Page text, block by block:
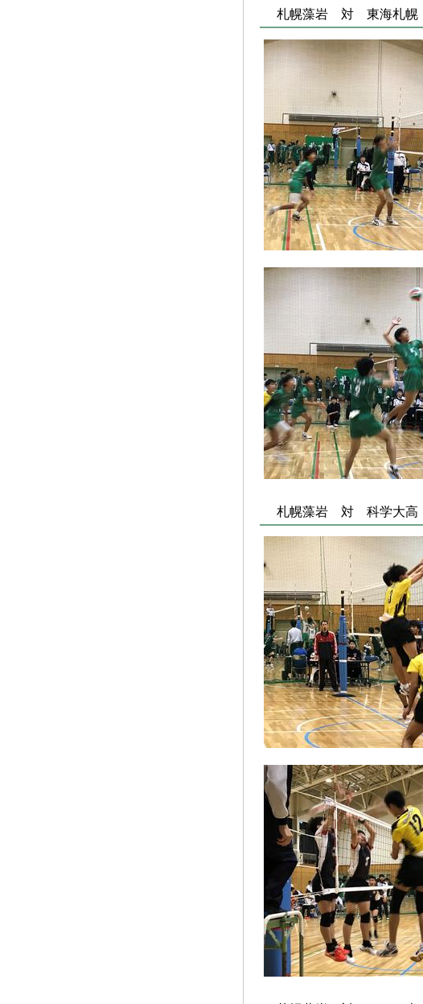
札幌藻岩 対 東海札幌
札幌藻岩 対 科学大高